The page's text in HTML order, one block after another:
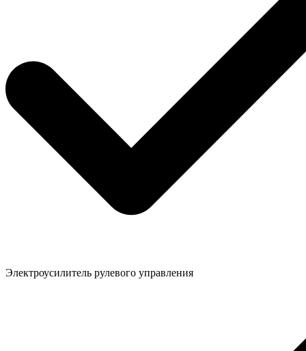
Электроусилитель рулевого управления